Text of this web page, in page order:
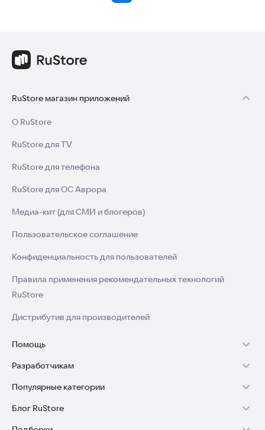
RuStore магазин приложений
О RuStore
RuStore для TV
RuStore для телефона
RuStore для ОС Аврора
Медиа-кит (для СМИ и блогеров)
Пользовательское соглашение
Конфиденциальность для пользователей
Правила применения рекомендательных технологий
RuStore
Дистрибутив для производителей
Помощь
Установка RuStore на TV
Установка RuStore на телефон
Установка RuStore в машину
Разработчикам
Зарабатывать с RuStore
Стать разработчиком
Популярные категории
Игры для Android
Блог RuStore